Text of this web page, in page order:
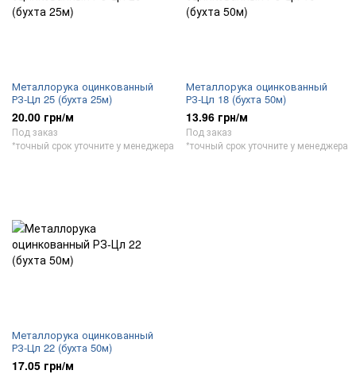
Металлорука оцинкованный
РЗ-Цл 25 (бухта 25м)
20.00 грн/м
Под заказ
*точный срок уточните у менеджера
Металлорука оцинкованный
РЗ-Цл 18 (бухта 50м)
13.96 грн/м
Под заказ
*точный срок уточните у менеджера
Металлорука оцинкованный
РЗ-Цл 22 (бухта 50м)
17.05 грн/м